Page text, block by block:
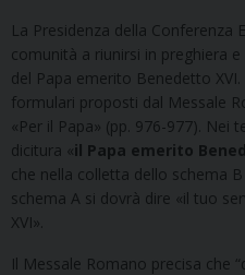
La Presidenza della Conferenza
comunità a riunirsi in preghiera
del Papa emerito Benedetto
formulari proposti dal Messale
«Per il Papa» (pp. 976-977). Nei
dicitura «il Papa emerito
che nella colletta dello schema
schema A si dovrà dire «il tuo
XVI».
Il Messale Romano precisa che